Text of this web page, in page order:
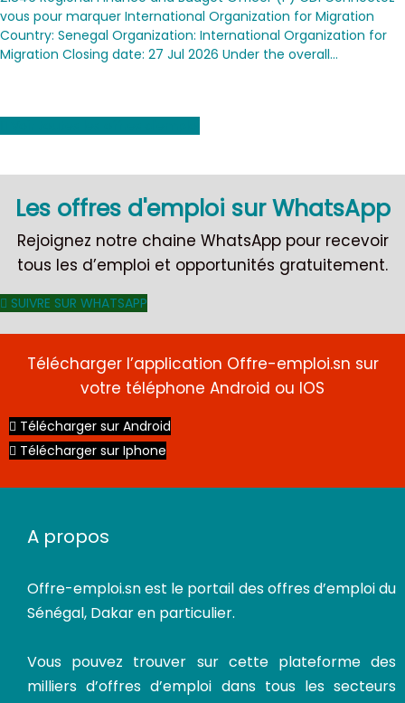
vous pour marquer International Organization for Migration
Country: Senegal Organization: International Organization for
Migration Closing date: 27 Jul 2026 Under the overall…
Les offres d'emploi sur WhatsApp
Rejoignez notre chaine WhatsApp pour recevoir
tous les d’emploi et opportunités gratuitement.
SUIVRE SUR WHATSAPP
Télécharger l’application Offre-emploi.sn sur
votre téléphone Android ou IOS
Télécharger sur Android
Télécharger sur Iphone
A propos
Offre-emploi.snest le portail des offres d’emploi du
Sénégal, Dakar en particulier.
Vous pouvez trouver sur cette plateforme des
milliers d’offres d’emploi dans tous les secteurs